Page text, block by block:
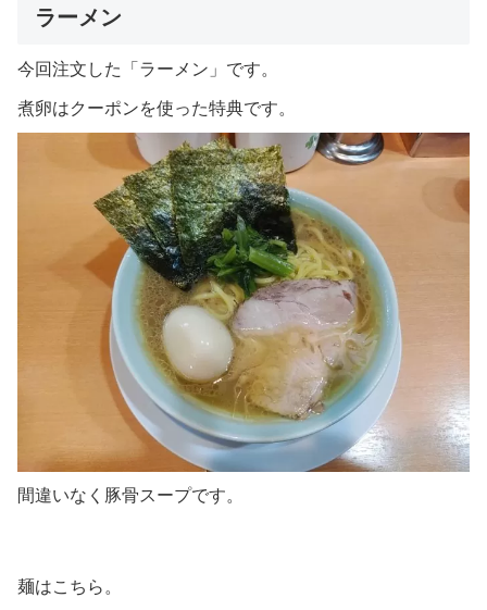
ラーメン
今回注文した「ラーメン」です。
煮卵はクーポンを使った特典です。
間違いなく豚骨スープです。
麺はこちら。